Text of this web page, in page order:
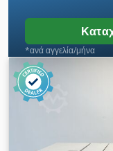
*ανά αγγελία/μήνα